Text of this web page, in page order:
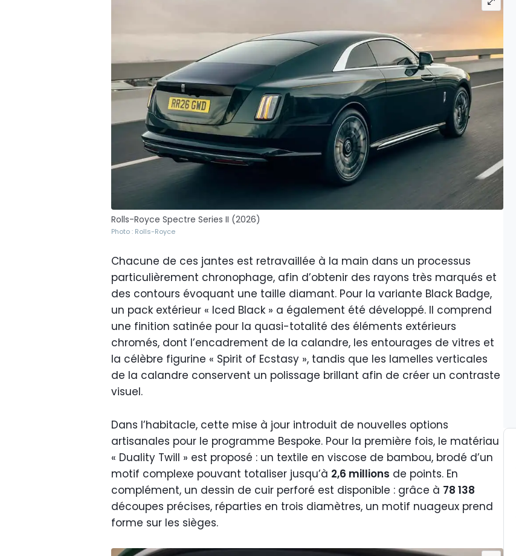
Rolls-Royce Spectre Series II (2026)
Photo : Rolls-Royce
Chacune de ces jantes est retravaillée à la main dans un processus
particulièrement chronophage, afin d’obtenir des rayons très marqués et
des contours évoquant une taille diamant. Pour la variante Black Badge,
un pack extérieur « Iced Black » a également été développé. Il comprend
une finition satinée pour la quasi-totalité des éléments extérieurs
chromés, dont l’encadrement de la calandre, les entourages de vitres et
la célèbre figurine « Spirit of Ecstasy », tandis que les lamelles verticales
de la calandre conservent un polissage brillant afin de créer un contraste
visuel.
Dans l’habitacle, cette mise à jour introduit de nouvelles options
artisanales pour le programme Bespoke. Pour la première fois, le matériau
« Duality Twill » est proposé : un textile en viscose de bambou, brodé d’un
motif complexe pouvant totaliser jusqu’à 2,6 millions de points. En
complément, un dessin de cuir perforé est disponible : grâce à 78 138
découpes précises, réparties en trois diamètres, un motif nuageux prend
forme sur les sièges.